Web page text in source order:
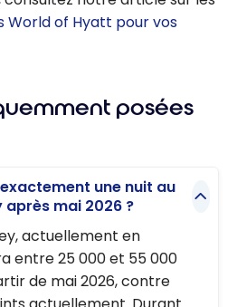
World of Hyatt pour vos
posées
une nuit au
après mai 2026 ?
actuellement en
entre 25 000 et 55 000
de mai 2026, contre